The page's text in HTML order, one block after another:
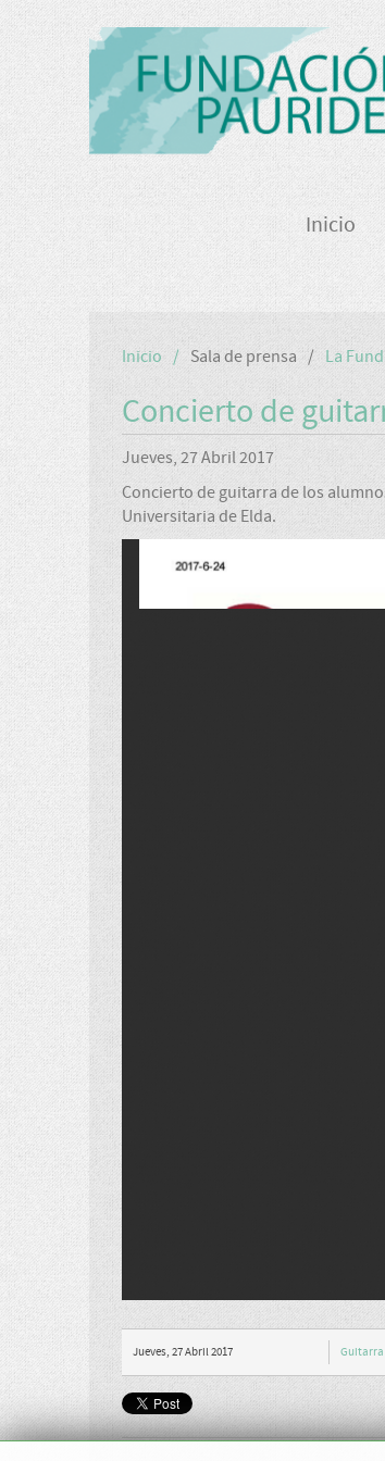
Inicio
Inicio Sala de prensa La
Concierto de
Jueves, 27 Abril 2017
Concierto de guitarra de los
Universitaria de Elda.
Jueves, 27 Abril 2017 Guitarra